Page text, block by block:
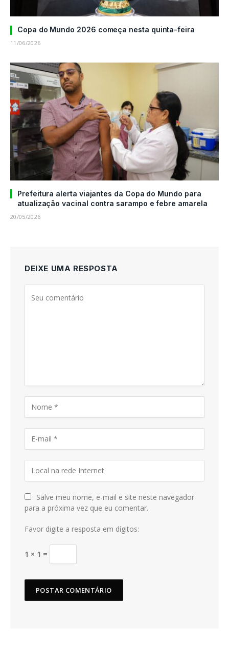
Copa do Mundo 2026 começa nesta quinta-feira
11/06/2026
Prefeitura alerta viajantes da Copa do Mundo para
atualização vacinal contra sarampo e febre amarela
20/05/2026
DEIXE UMA RESPOSTA
Salve meu nome, e-mail e site neste navegador
para a próxima vez que eu comentar.
Favor digite a resposta em dígitos:
1 × 1 =